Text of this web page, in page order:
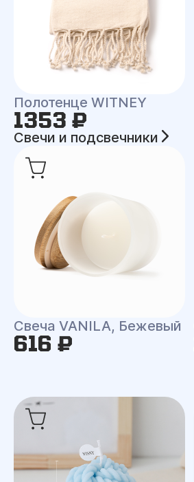
Полотенце WITNEY
1353 ₽
Свечи и подсвечники
Свеча VANILA, Бежевый
616 ₽